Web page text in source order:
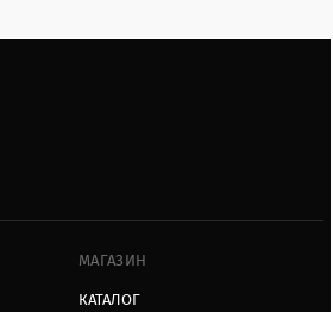
МАГАЗИН
КАТАЛОГ